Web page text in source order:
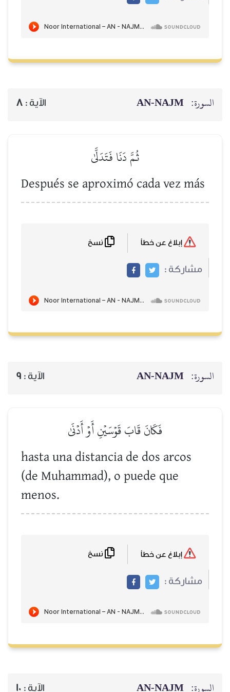
السورة: AN-NAJM الآية : 8
ثُمَّ دَنَا فَتَدَلَّىٰ
Después se aproximó cada vez más
مشاركة :
السورة: AN-NAJM الآية : 9
فَكَانَ قَابَ قَوۡسَيۡنِ أَوۡ أَدۡنَىٰ
hasta una distancia de dos arcos
(de Muhammad), o puede que
menos.
مشاركة :
السورة: AN-NAJM الآية : 10